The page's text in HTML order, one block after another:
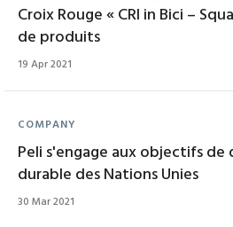
Croix Rouge « CRI in Bici –
de produits
19 Apr 2021
COMPANY
Peli s'engage aux objectifs
durable des Nations Unies
30 Mar 2021